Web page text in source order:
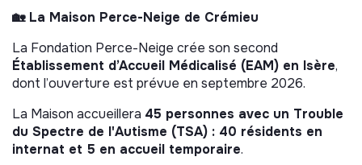
🏡 La Maison Perce-Neige de Crémieu
La Fondation Perce-Neige crée son second
Établissement d’Accueil Médicalisé (EAM) en Isère,
dont l’ouverture est prévue en septembre 2026.
La Maison accueillera 45 personnes avec un Trouble
du Spectre de l'Autisme (TSA) : 40 résidents en
internat et 5 en accueil temporaire.